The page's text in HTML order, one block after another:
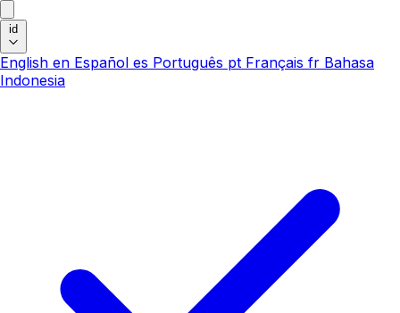
id
English en Español es Português pt Français fr Bahasa
Indonesia